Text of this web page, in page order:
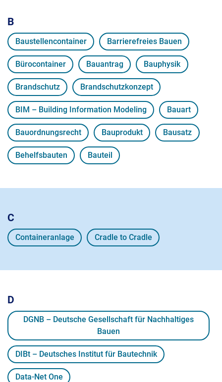
B
Baustellencontainer Barrierefreies Bauen
Bürocontainer Bauantrag Bauphysik
Brandschutz Brandschutzkonzept
BIM – Building Information Modeling Bauart
Bauordnungsrecht Bauprodukt Bausatz
Behelfsbauten Bauteil
C
Containeranlage Cradle to Cradle
D
DGNB – Deutsche Gesellschaft für Nachhaltiges
Bauen
DIBt – Deutsches Institut für Bautechnik
Data-Net One